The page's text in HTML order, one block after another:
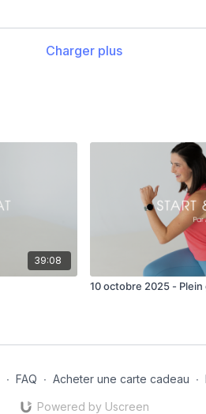
Charger plus
39:08
10 octobre 2025 - Plein
∙ FAQ ∙ Acheter une carte cadeau ∙
Powered by Uscreen